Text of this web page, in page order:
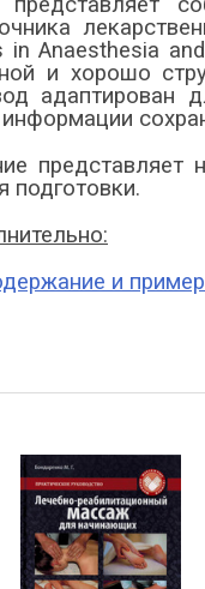
in Anaesthesia
и хорошо
адаптирован
информации
представляет
подготовки.
и